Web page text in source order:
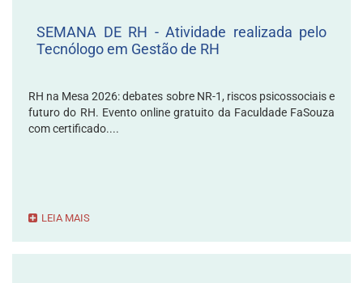
SEMANA DE RH - Atividade realizada pelo
Tecnólogo em Gestão de RH
RH na Mesa 2026: debates sobre NR-1, riscos psicossociais e
futuro do RH. Evento online gratuito da Faculdade FaSouza
com certificado....
LEIA MAIS